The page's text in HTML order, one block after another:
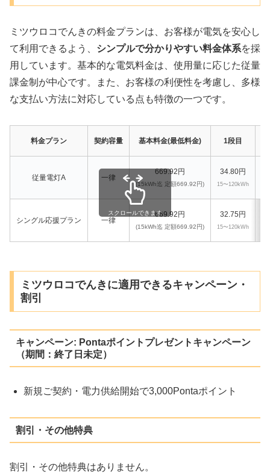
ミツウロコでんきの料金プランは、お客様が電気を安心し
て利用できるよう、 シンプルで分かりやすい料金体系を採
用しています。基本的な電気料金は、使用量に応じた従量
課金制が中心です。また、お客様の利便性を考慮し、多様
な支払い方法に対応している点も特徴の一つです。
料金プラン 契約容量 基本料金(最低料金) 1段目
従量電灯A 一律
669.92円
(15kWh迄 定額669.92円)
34.80円
15〜120kWh
シングル応援プラン 一律
669.92円
(15kWh迄 定額669.92円)
32.75円
15〜120kWh
スクロールできます
ミツウロコでんきに適用できるキャンペーン・
割引
キャンペーン: Pontaポイントプレゼントキャンペーン
（期間：終了日未定）
新規ご契約・電力供給開始で3,000Pontaポイント
割引・その他特典
割引・その他特典はありません。